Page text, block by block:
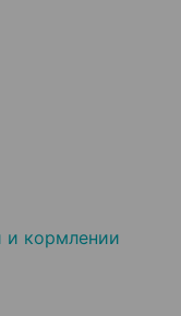
и кормлении